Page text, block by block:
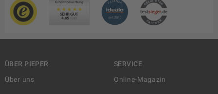
ÜBER PIEPER
Über uns
SERVICE
Online-Magazin